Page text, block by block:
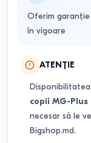
Oferim
în vigoare
ATENȚIE
copii MG-
necesar să le
Bigshop.md.